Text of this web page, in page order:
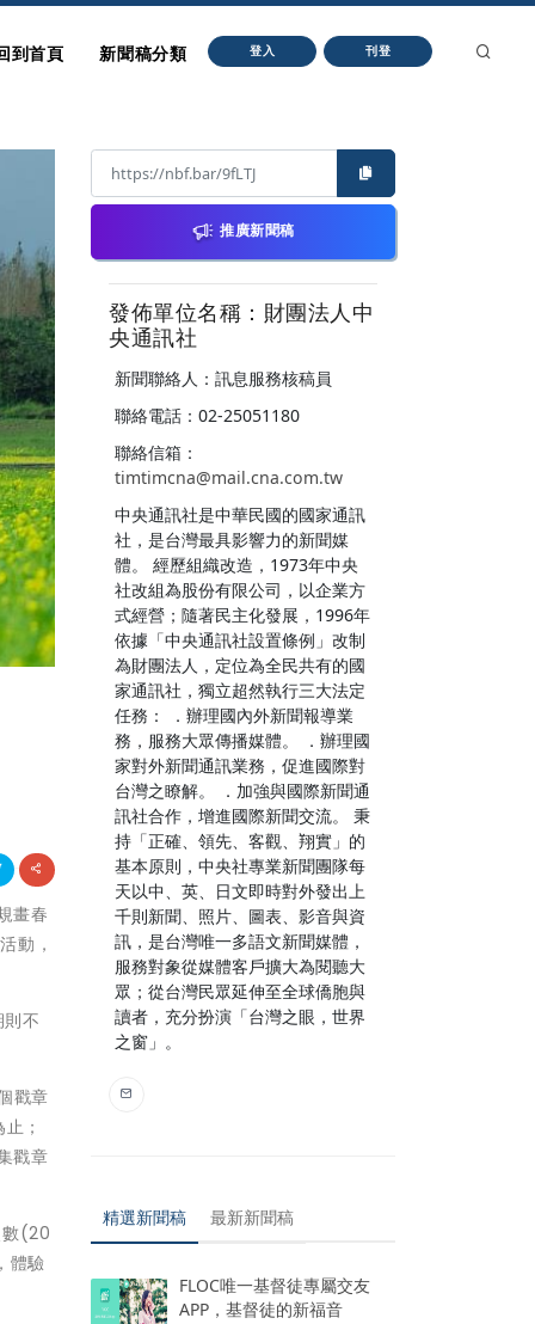
到首頁 新聞稿分類 登入 刊登
畫春
動，
不
戳章
；
戳章
數(20
體驗
推廣新聞稿
發佈單位名稱：財團法人中
央通訊社
新聞聯絡人：訊息服務核稿員
聯絡電話：02-25051180
聯絡信箱：
timtimcna@mail.cna.com.tw
中央通訊社是中華民國的國家通訊
社，是台灣最具影響力的新聞媒
體。 經歷組織改造，1973年中央
社改組為股份有限公司，以企業方
式經營；隨著民主化發展，1996年
依據「中央通訊社設置條例」改制
為財團法人，定位為全民共有的國
家通訊社，獨立超然執行三大法定
任務： ．辦理國內外新聞報導業
務，服務大眾傳播媒體。 ．辦理國
家對外新聞通訊業務，促進國際對
台灣之瞭解。 ．加強與國際新聞通
訊社合作，增進國際新聞交流。 秉
持「正確、領先、客觀、翔實」的
基本原則，中央社專業新聞團隊每
天以中、英、日文即時對外發出上
千則新聞、照片、圖表、影音與資
訊，是台灣唯一多語文新聞媒體，
服務對象從媒體客戶擴大為閱聽大
眾；從台灣民眾延伸至全球僑胞與
讀者，充分扮演「台灣之眼，世界
之窗」。
精選新聞稿 最新新聞稿
FLOC唯一基督徒專屬交友
APP，基督徒的新福音